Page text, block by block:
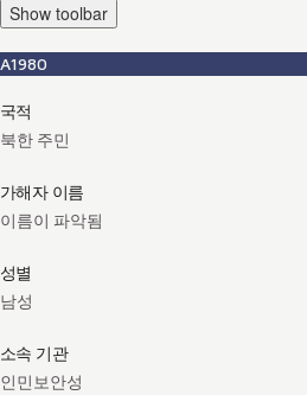
Show toolbar
A1980
국적
북한 주민
가해자 이름
이름이 파악됨
성별
남성
소속 기관
인민보안성